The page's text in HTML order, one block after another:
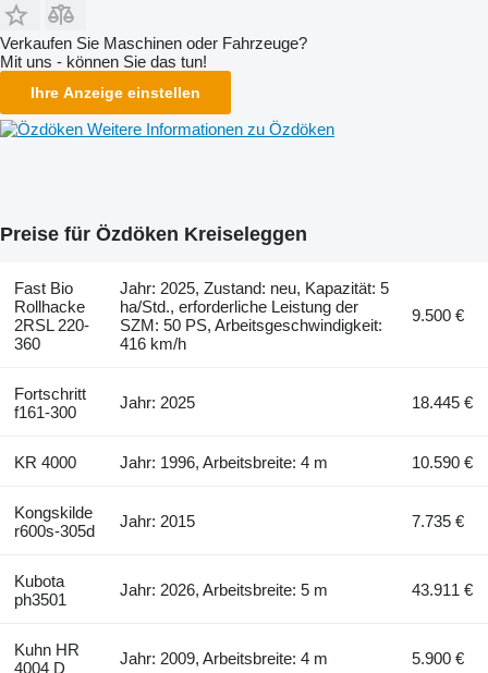
Verkaufen Sie Maschinen oder Fahrzeuge?
Mit uns - können Sie das tun!
Ihre Anzeige einstellen
Weitere Informationen zu Özdöken
Preise für Özdöken Kreiseleggen
Fast Bio
Rollhacke
2RSL 220-
360
Jahr: 2025, Zustand: neu, Kapazität: 5
ha/Std., erforderliche Leistung der
SZM: 50 PS, Arbeitsgeschwindigkeit:
416 km/h
9.500 €
Fortschritt
f161-300
Jahr: 2025 18.445 €
KR 4000 Jahr: 1996, Arbeitsbreite: 4 m 10.590 €
Kongskilde
r600s-305d
Jahr: 2015 7.735 €
Kubota
ph3501
Jahr: 2026, Arbeitsbreite: 5 m 43.911 €
Kuhn HR
4004 D
Jahr: 2009, Arbeitsbreite: 4 m 5.900 €